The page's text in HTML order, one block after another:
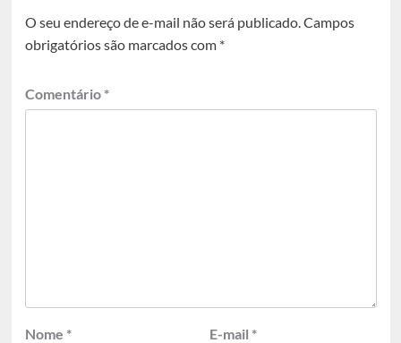
O seu endereço de e-mail não será publicado. Campos
obrigatórios são marcados com *
Comentário *
Nome * E-mail *